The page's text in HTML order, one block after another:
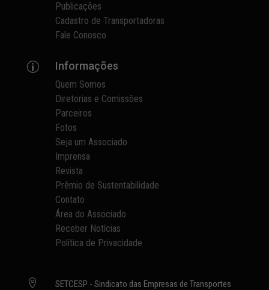
Publicações
Cadastro de Transportadoras
Fale Conosco
p Informações
Quem Somos
Diretorias e Comissões
Parceiros
Fotos
Seja um Associado
Imprensa
Revista
Prêmio de Sustentabilidade
Contato
Área do Associado
Receber Notícias
Política de Privacidade

SETCESP - Sindicato das Empresas de Transportes